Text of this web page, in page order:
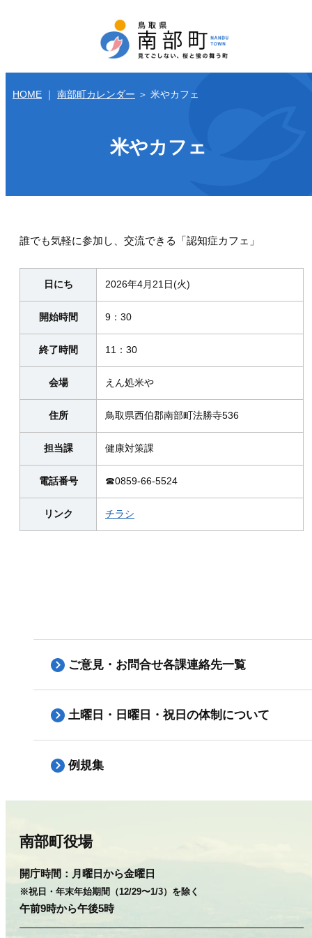
HOME ｜ 南部町カレンダー ＞ 米やカフェ
米やカフェ
誰でも気軽に参加し、交流できる「認知症カフェ」
日にち 2026年4月21日(火)
開始時間 9：30
終了時間 11：30
会場 えん処米や
住所 鳥取県西伯郡南部町法勝寺536
担当課 健康対策課
電話番号 ☎0859-66-5524
リンク チラシ
ご意見・お問合せ各課連絡先一覧
土曜日・日曜日・祝日の体制について
例規集
南部町役場
開庁時間： 月曜日から金曜日
※祝日・年末年始期間（12/29〜1/3）を除く
午前9時から午後5時